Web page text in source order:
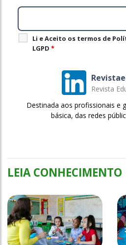
Li e Aceito os termos de
LGPD *
Revista
Destinada aos profissionais e
básica, das redes
LEIA CONHECIMENTO